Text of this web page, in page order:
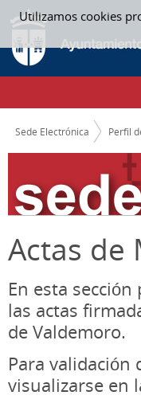
Utilizamos cookies
Saltar al contenido
10. OCTUBRE - ACTAS
CAMINO DE MIGAS
Sede Electrónica Perfil
Actas de
En esta
las actas
de Valdemoro.
Para
visualizarse en